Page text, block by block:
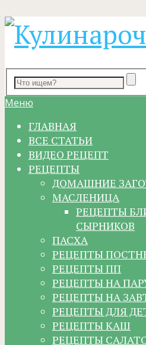
Меню
ГЛАВНАЯ
ВСЕ СТАТЬИ
ВИДЕО РЕЦЕПТ
РЕЦЕПТЫ
ДОМАШНИЕ
МАСЛЕНИЦА
РЕЦЕПТЫ
СЫРНИКОВ
ПАСХА
РЕЦЕПТЫ
РЕЦЕПТЫ ПП
РЕЦЕПТЫ НА
РЕЦЕПТЫ НА
РЕЦЕПТЫ ДЛЯ
РЕЦЕПТЫ КАШ
РЕЦЕПТЫ